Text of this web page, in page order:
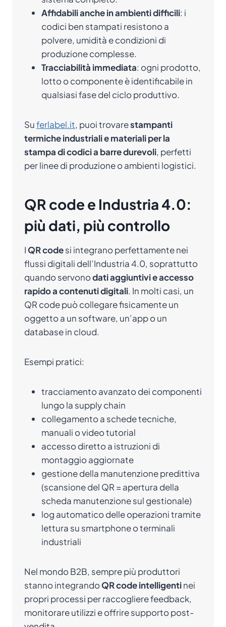
Affidabili anche in ambienti difficili: i
codici ben stampati resistono a
polvere, umidità e condizioni di
produzione complesse.
Tracciabilità immediata: ogni prodotto,
lotto o componente è identificabile in
qualsiasi fase del ciclo produttivo.
Suferlabel.it, puoi trovarestampanti
termiche industriali e materiali per la
stampa di codici a barre durevoli, perfetti
per linee di produzione o ambienti logistici.
QR code e Industria 4.0:
più dati, più controllo
IQR codesi integrano perfettamente nei
flussi digitali dell’Industria 4.0, soprattutto
quando servonodati aggiuntivi e accesso
rapido a contenuti digitali. In molti casi, un
QR code può collegare fisicamente un
oggetto a un software, un’app o un
database in cloud.
Esempi pratici:
tracciamento avanzato dei componenti
lungo la supply chain
collegamento a schede tecniche,
manuali o video tutorial
accesso diretto a istruzioni di
montaggio aggiornate
gestione della manutenzione predittiva
(scansione del QR = apertura della
scheda manutenzione sul gestionale)
log automatico delle operazioni tramite
lettura su smartphone o terminali
industriali
Nel mondo B2B, sempre più produttori
stanno integrandoQR code intelligentinei
propri processi per raccogliere feedback,
monitorare utilizzi e offrire supporto post-